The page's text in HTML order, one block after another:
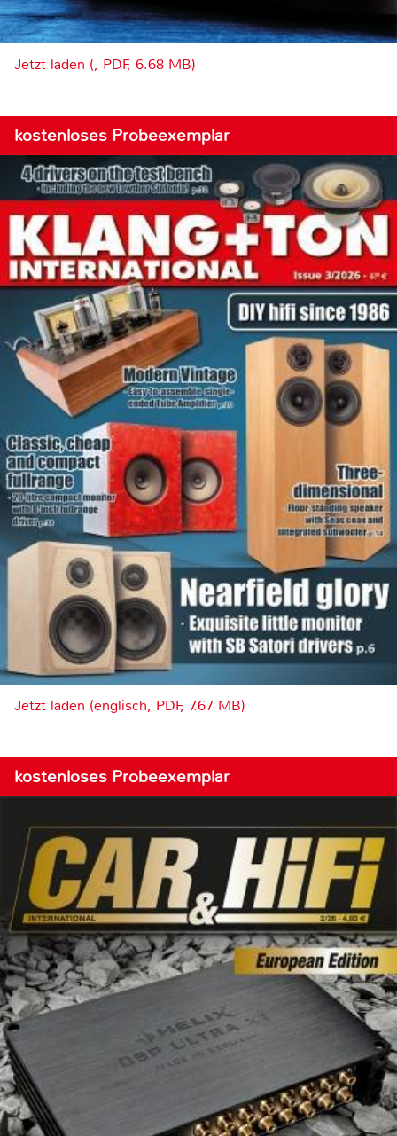
Jetzt laden (, PDF, 6.68 MB)
kostenloses Probeexemplar
Jetzt laden (englisch, PDF, 7.67 MB)
kostenloses Probeexemplar